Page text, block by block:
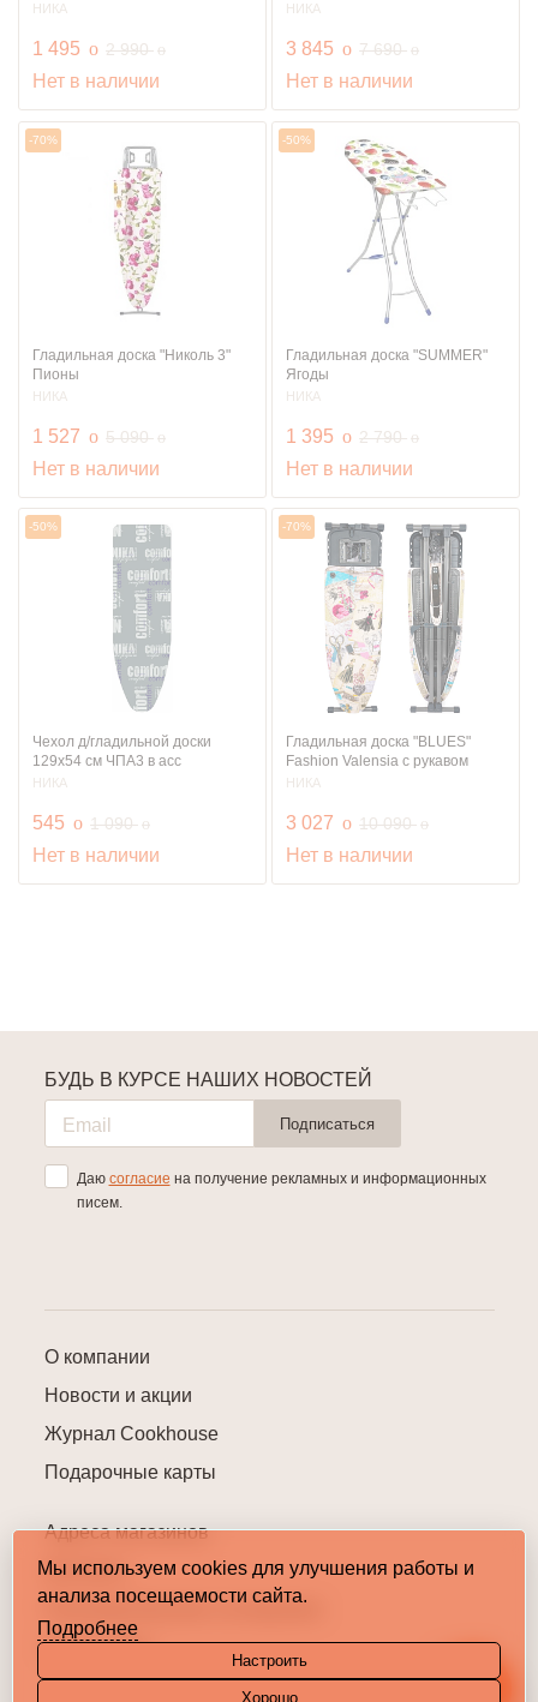
НИКА
1 495 руб.
o 2 990руб.
o
Нет в наличии
НИКА
3 845 руб.
o 7 690руб.
o
Нет в наличии
-70%
Гладильная доска "Николь 3"
Пионы
НИКА
1 527 руб.
o 5 090руб.
o
Нет в наличии
-50%
Гладильная доска "SUMMER"
Ягоды
НИКА
1 395 руб.
o 2 790руб.
o
Нет в наличии
-50%
Чехол д/гладильной доски
129х54 см ЧПА3 в асс
НИКА
545 руб.
o 1 090руб.
o
Нет в наличии
-70%
Гладильная доска "BLUES"
Fashion Valensia с рукавом
НИКА
3 027 руб.
o 10 090руб.
o
Нет в наличии
О компании
Новости и акции
Журнал Cookhouse
Подарочные карты
Адреса магазинов
Контакты
Пользовательское соглашение
Карта сайта
БУДЬ В КУРСЕ НАШИХ НОВОСТЕЙ
Подписаться
Даю согласие на получение рекламных и информационных
писем.
Мы используем cookies для улучшения работы и
анализа посещаемости сайта.
Подробнее
Настроить
Хорошо